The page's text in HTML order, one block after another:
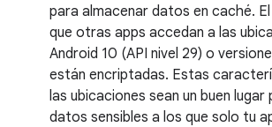
para almacenar datos en caché.
que otras apps accedan a las
Android 10 (API nivel 29) o
están encriptadas. Estas
las ubicaciones sean un buen
datos sensibles a los que solo tu